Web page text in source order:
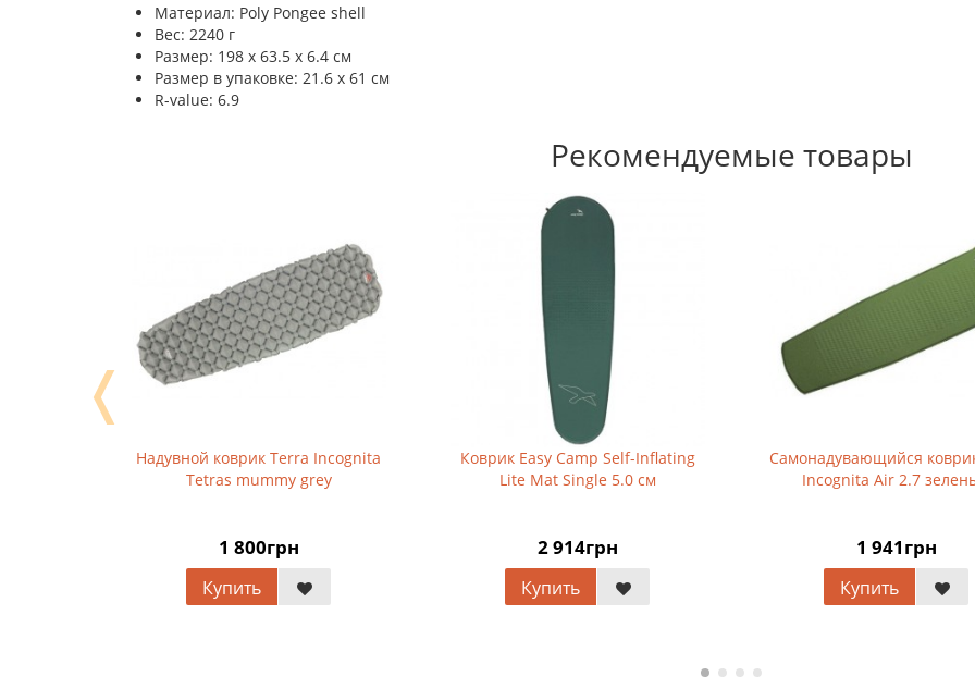
Материал: Poly Pongee shell
Вес: 2240 г
Размер: 198 x 63.5 x 6.4 см
Размер в упаковке: 21.6 х 61 см
R-value: 6.9
Рекомендуемые товары
Надувной коврик Terra Incognita
Tetras mummy grey
1 800грн
Купить
Коврик Easy Camp Self-Inflating
Lite Mat Single 5.0 см
2 914грн
Купить
Самонадувающийся коврик
Incognita Air 2.7 зеленый
1 941грн
Купить
❬